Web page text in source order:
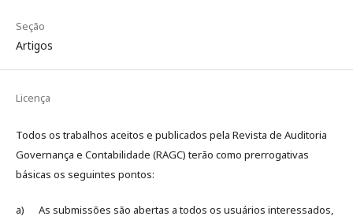
Seção
Artigos
Licença
Todos os trabalhos aceitos e publicados pela Revista de Auditoria
Governança e Contabilidade (RAGC) terão como prerrogativas
básicas os seguintes pontos:
a) As submissões são abertas a todos os usuários interessados,